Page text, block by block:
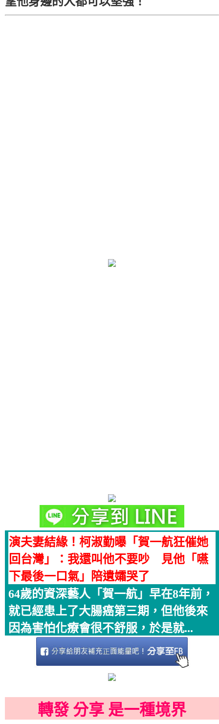
演夫妻結緣！柯淑勤曝「賀一航狂催她
回台灣」：我還叫他不要吵 見他「嚥
下最後一口氣」陪遺孀哭了
64歲的資深藝人「賀一航」早在8年前，
就已經患上了大腸癌第三期，但他後來
因為害怕化療會很不舒服，於是就...
轉發 分享 是一種境界